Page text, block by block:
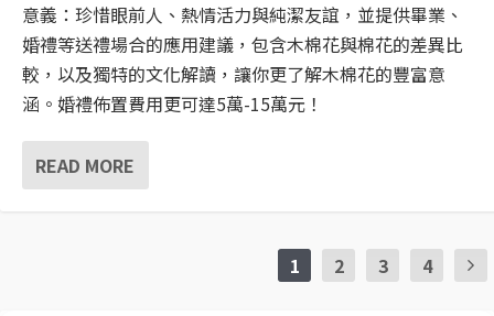
意義：珍惜眼前人、熱情活力與純潔友誼，並提供畢業、
婚禮等送禮場合的應用建議，包含木棉花與棉花的差異比
較，以及獨特的文化解讀，讓你更了解木棉花的豐富意
涵。婚禮佈置費用更可達5萬-15萬元！
READ MORE
1 2 3 4